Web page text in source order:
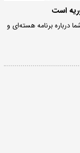
است
درباره برنامه هسته‌ای و